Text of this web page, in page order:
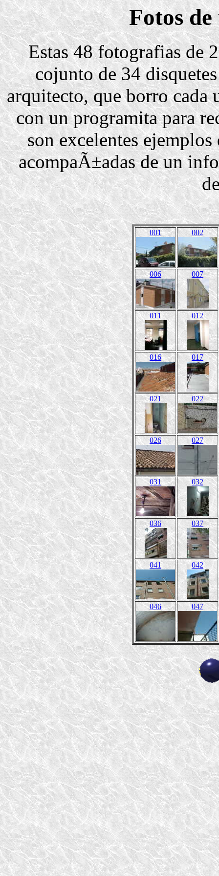
Fotos
Estas 48 fotografias de
cojunto de 34
arquitecto, que borro cada
con un programita para
son excelentes
acompaÃ±adas de un
001 002
006 007
011 012
016 017
021 022
026 027
031 032
036 037
041 042
046 047